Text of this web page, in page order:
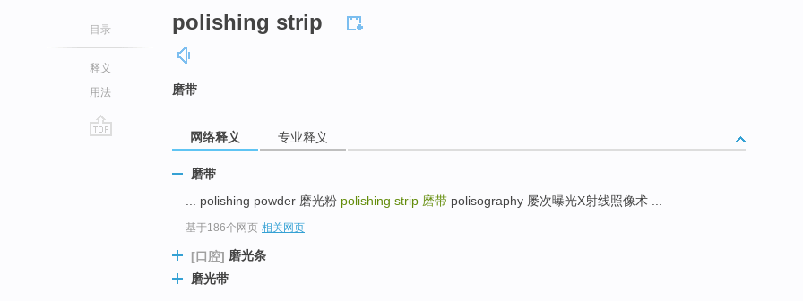
目录
释义
用法
polishing strip
磨带
网络释义 专业释义
磨带
... polishing powder 磨光粉 polishing strip 磨带 polisography 屡次曝光X射线照像术 ...
基于186个网页-相关网页
[口腔] 磨光条
磨光带